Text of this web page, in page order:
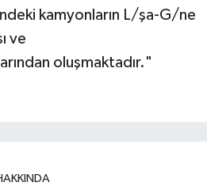
kamyonların L/şa-G/ne
ve
oluşmaktadır."